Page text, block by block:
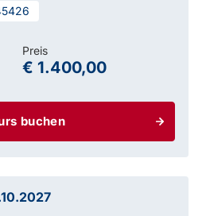
buchen
Preis
€ 1.400,00